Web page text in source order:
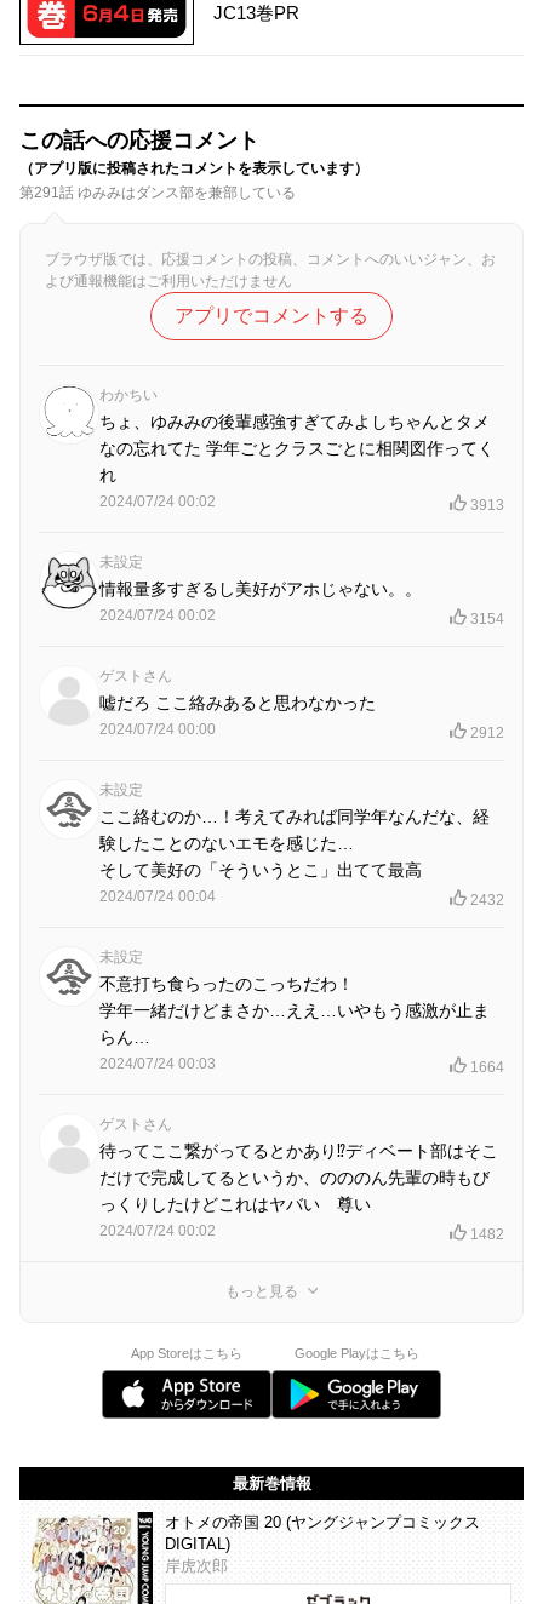
JC13巻PR
この話への応援コメント
（アプリ版に投稿されたコメントを表示しています）
第291話 ゆみみはダンス部を兼部している
ブラウザ版では、応援コメントの投稿、コメントへのいいジャン、お
よび通報機能はご利用いただけません
アプリでコメントする
わかちい
ちょ、ゆみみの後輩感強すぎてみよしちゃんとタメ
なの忘れてた 学年ごとクラスごとに相関図作ってく
れ
2024/07/24 00:02 3913
未設定
情報量多すぎるし美好がアホじゃない。。
2024/07/24 00:02 3154
ゲストさん
嘘だろ ここ絡みあると思わなかった
2024/07/24 00:00 2912
未設定
ここ絡むのか…！考えてみれば同学年なんだな、経
験したことのないエモを感じた…
そして美好の「そういうとこ」出てて最高
2024/07/24 00:04 2432
未設定
不意打ち食らったのこっちだわ！
学年一緒だけどまさか…ええ…いやもう感激が止ま
らん…
2024/07/24 00:03 1664
ゲストさん
待ってここ繋がってるとかあり⁉︎ディベート部はそこ
だけで完成してるというか、のののん先輩の時もび
っくりしたけどこれはヤバい 尊い
2024/07/24 00:02 1482
もっと見る
App Storeはこちら Google Playはこちら
最新巻情報
オトメの帝国 20 (ヤングジャンプコミックス
DIGITAL)
岸虎次郎